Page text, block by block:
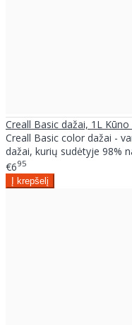
Creall Basic dažai, 1L
Creall Basic color dažai -
dažai, kurių sudėtyje 98%
€695